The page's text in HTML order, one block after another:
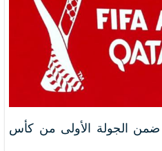
3 مباريات ضمن الجولة الأولى من كأس